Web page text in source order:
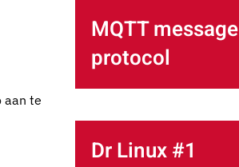
aan te
MQTT message
protocol
Dr Linux #1